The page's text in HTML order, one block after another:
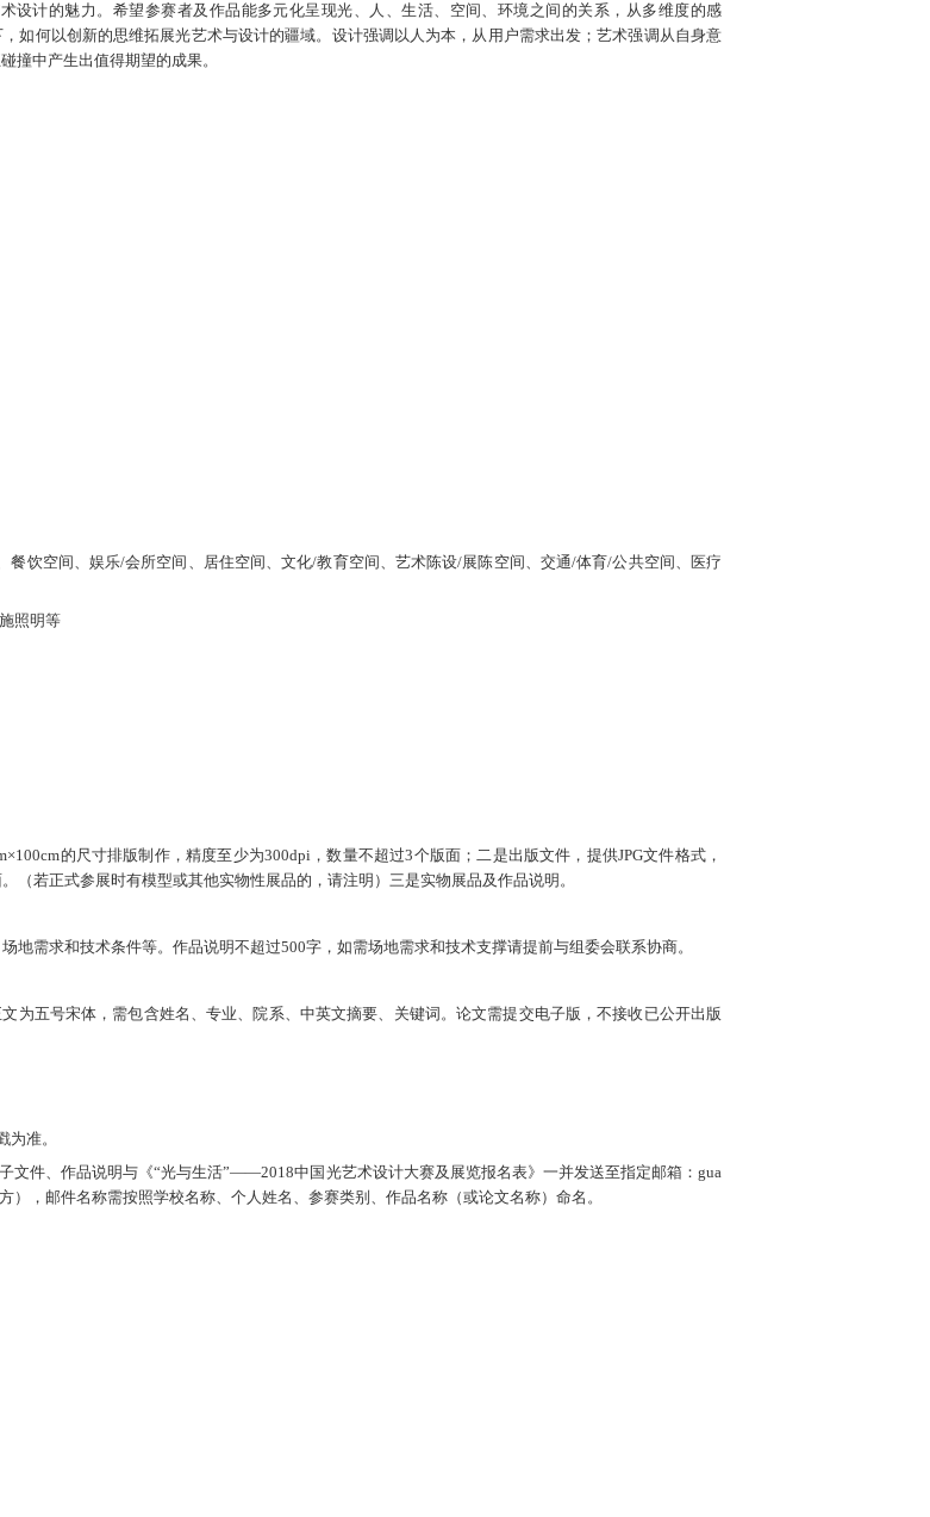
设计的魅力。希望参赛者及作品能多元化呈现光、人、生活、空间、环境之间的关系，从多维度的感
如何以创新的思维拓展光艺术与设计的疆域。设计强调以人为本，从用户需求出发；艺术强调从自身意
撞中产生出值得期望的成果。
饮空间、娱乐/会所空间、居住空间、文化/教育空间、艺术陈设/展陈空间、交通/体育/公共空间、医疗
照明等
的尺寸排版制作，精度至少为300dpi，数量不超过3个版面；二是出版文件，提供JPG文件格式，
（若正式参展时有模型或其他实物性展品的，请注明）三是实物展品及作品说明。
地需求和技术条件等。作品说明不超过500字，如需场地需求和技术支撑请提前与组委会联系协商。
为五号宋体，需包含姓名、专业、院系、中英文摘要、关键词。论文需提交电子版，不接收已公开出版
准。
文件、作品说明与《“光与生活”——2018中国光艺术设计大赛及展览报名表》一并发送至指定邮箱：gua
），邮件名称需按照学校名称、个人姓名、参赛类别、作品名称（或论文名称）命名。